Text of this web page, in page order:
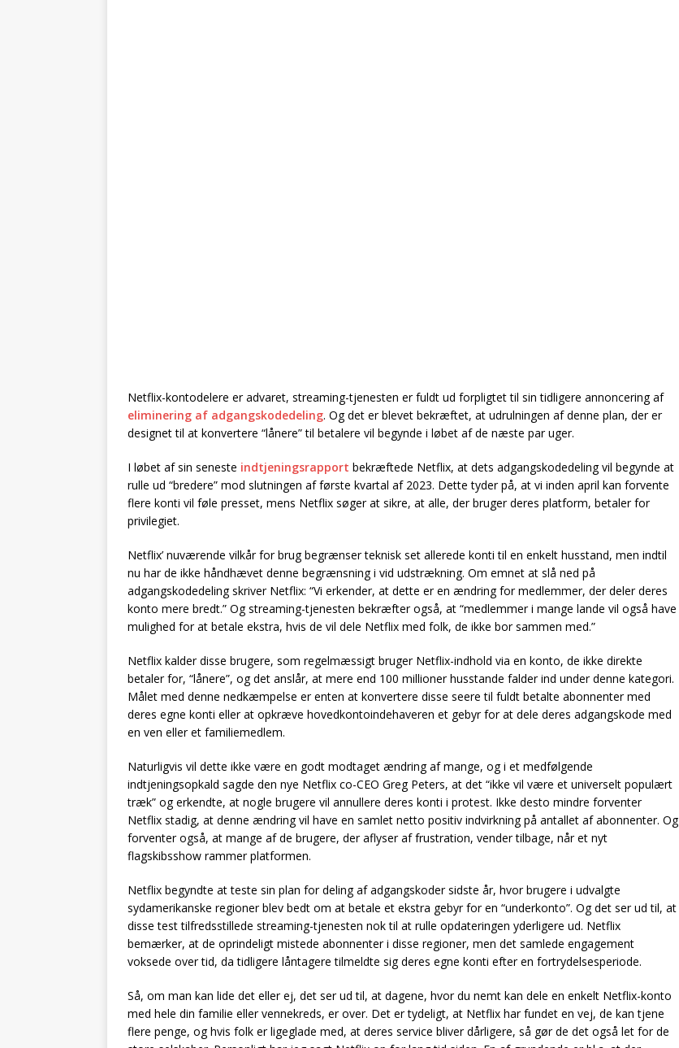
Netflix-kontodelere er advaret, streaming-tjenesten er fuldt ud forpligtet til sin tidligere annoncering af
eliminering af adgangskodedeling. Og det er blevet bekræftet, at udrulningen af denne plan, der er
designet til at konvertere “lånere” til betalere vil begynde i løbet af de næste par uger.
I løbet af sin seneste indtjeningsrapport bekræftede Netflix, at dets adgangskodedeling vil begynde at
rulle ud “bredere” mod slutningen af første kvartal af 2023. Dette tyder på, at vi inden april kan forvente
flere konti vil føle presset, mens Netflix søger at sikre, at alle, der bruger deres platform, betaler for
privilegiet.
Netflix’ nuværende vilkår for brug begrænser teknisk set allerede konti til en enkelt husstand, men indtil
nu har de ikke håndhævet denne begrænsning i vid udstrækning. Om emnet at slå ned på
adgangskodedeling skriver Netflix: “Vi erkender, at dette er en ændring for medlemmer, der deler deres
konto mere bredt.” Og streaming-tjenesten bekræfter også, at “medlemmer i mange lande vil også have
mulighed for at betale ekstra, hvis de vil dele Netflix med folk, de ikke bor sammen med.”
Netflix kalder disse brugere, som regelmæssigt bruger Netflix-indhold via en konto, de ikke direkte
betaler for, “lånere”, og det anslår, at mere end 100 millioner husstande falder ind under denne kategori.
Målet med denne nedkæmpelse er enten at konvertere disse seere til fuldt betalte abonnenter med
deres egne konti eller at opkræve hovedkontoindehaveren et gebyr for at dele deres adgangskode med
en ven eller et familiemedlem.
Naturligvis vil dette ikke være en godt modtaget ændring af mange, og i et medfølgende
indtjeningsopkald sagde den nye Netflix co-CEO Greg Peters, at det “ikke vil være et universelt populært
træk” og erkendte, at nogle brugere vil annullere deres konti i protest. Ikke desto mindre forventer
Netflix stadig, at denne ændring vil have en samlet netto positiv indvirkning på antallet af abonnenter. Og
forventer også, at mange af de brugere, der aflyser af frustration, vender tilbage, når et nyt
flagskibsshow rammer platformen.
Netflix begyndte at teste sin plan for deling af adgangskoder sidste år, hvor brugere i udvalgte
sydamerikanske regioner blev bedt om at betale et ekstra gebyr for en “underkonto”. Og det ser ud til, at
disse test tilfredsstillede streaming-tjenesten nok til at rulle opdateringen yderligere ud. Netflix
bemærker, at de oprindeligt mistede abonnenter i disse regioner, men det samlede engagement
voksede over tid, da tidligere låntagere tilmeldte sig deres egne konti efter en fortrydelsesperiode.
Så, om man kan lide det eller ej, det ser ud til, at dagene, hvor du nemt kan dele en enkelt Netflix-konto
med hele din familie eller vennekreds, er over. Det er tydeligt, at Netflix har fundet en vej, de kan tjene
flere penge, og hvis folk er ligeglade med, at deres service bliver dårligere, så gør de det også let for de